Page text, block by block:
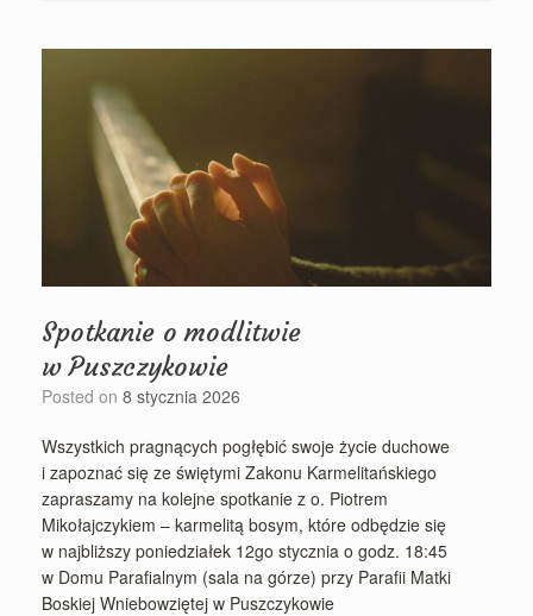
Spotkanie o modlitwie
w Puszczykowie
Posted on 8 stycznia 2026
Wszystkich pragnących pogłębić swoje życie duchowe
i zapoznać się ze świętymi Zakonu Karmelitańskiego
zapraszamy na kolejne spotkanie z o. Piotrem
Mikołajczykiem – karmelitą bosym, które odbędzie się
w najbliższy poniedziałek 12go stycznia o godz. 18:45
w Domu Parafialnym (sala na górze) przy Parafii Matki
Boskiej Wniebowziętej w Puszczykowie